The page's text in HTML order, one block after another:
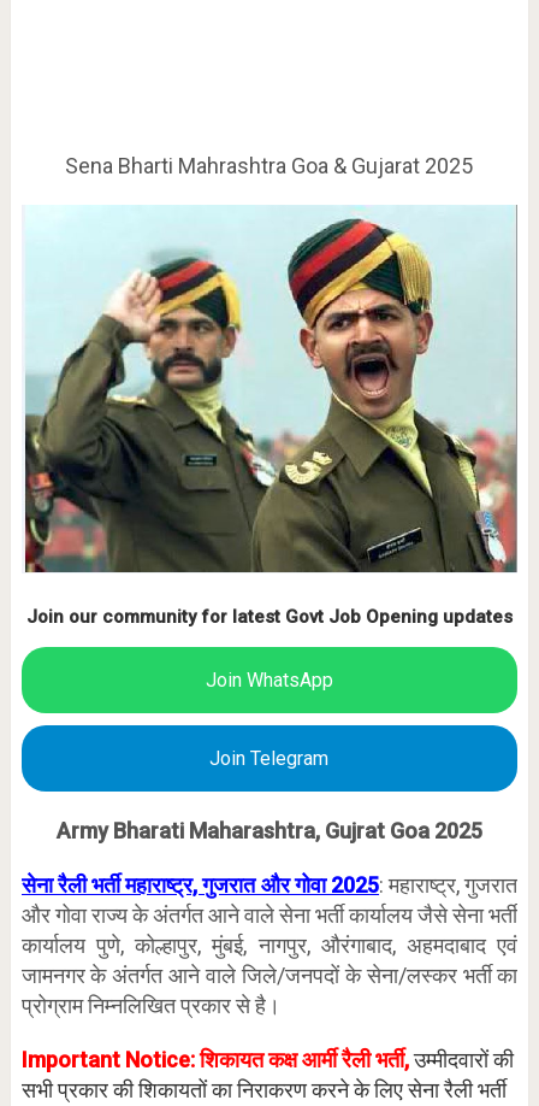
Sena Bharti Mahrashtra Goa & Gujarat 2025
Join our community for latest Govt Job Opening updates
Join WhatsApp
Join Telegram
Army Bharati Maharashtra, Gujrat Goa 2025
सेना रैली भर्ती महाराष्ट्र, गुजरात और गोवा 2025: महाराष्ट्र, गुजरात
और गोवा राज्य के अंतर्गत आने वाले सेना भर्ती कार्यालय जैसे सेना भर्ती
कार्यालय पुणे, कोल्हापुर, मुंबई, नागपुर, औरंगाबाद, अहमदाबाद एवं
जामनगर के अंतर्गत आने वाले जिले/जनपदों के सेना/लस्कर भर्ती का
प्रोग्राम निम्नलिखित प्रकार से है।
Important Notice: शिकायत कक्ष आर्मी रैली भर्ती,उम्मीदवारों की
सभी प्रकार की शिकायतों का निराकरण करने के लिए सेना रैली भर्ती